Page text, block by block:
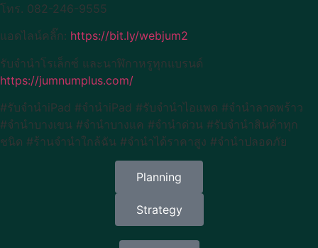
โทร. 082-246-9555
แอดไลน์คลิ๊ก: https://bit.ly/webjum2
รับจำนำโรเล็กซ์ และนาฬิกาหรูทุกแบรนด์
https://jumnumplus.com/
#รับจำนำiPad #จำนำiPad #รับจำนำไอแพด #จำนำลาดพร้าว
#จำนำบางเขน #จำนำบางแค #จำนำด่วน #รับจำนำสินค้าทุก
ชนิด #ร้านจำนำใกล้ฉัน #จำนำได้ราคาสูง #จำนำปลอดภัย
Planning
Strategy